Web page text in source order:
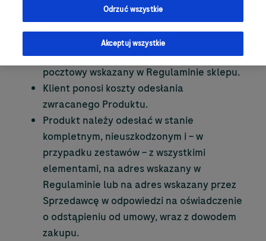
stanowiącego Załącznik I w Regulaminie
sklepu.
Oświadczenie można przesłać na adres e-
mail (polska.sklep@roche.com) lub
pocztowy wskazany w Regulaminie sklepu.
Klient ponosi koszty odesłania
zwracanego Produktu.
Produkt należy odesłać w stanie
kompletnym, nieuszkodzonym i – w
przypadku zestawów – z wszystkimi
elementami, na adres wskazany w
Regulaminie lub na adres wskazany przez
Sprzedawcę w odpowiedzi na oświadczenie
o odstąpieniu od umowy, wraz z dowodem
zakupu.
Odrzuć wszystkie
Akceptuj wszystkie